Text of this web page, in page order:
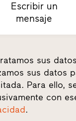
Escribir un
mensaje
sus
sus datos
Para ello,
con
.